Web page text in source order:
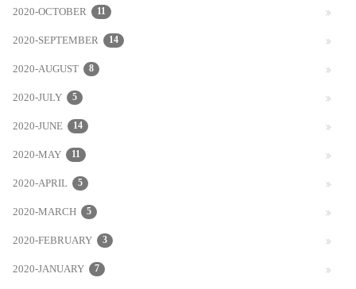
2020-OCTOBER 11
2020-SEPTEMBER 14
2020-AUGUST 8
2020-JULY 5
2020-JUNE 14
2020-MAY 11
2020-APRIL 5
2020-MARCH 5
2020-FEBRUARY 3
2020-JANUARY 7